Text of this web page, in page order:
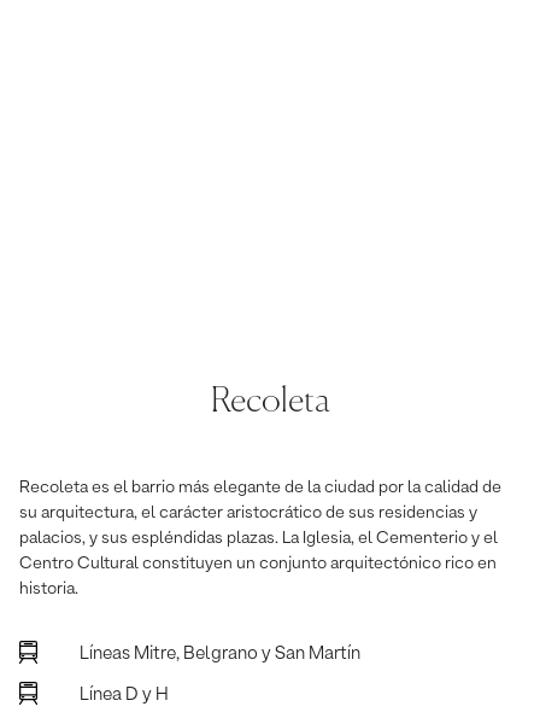
Recoleta
Recoleta es el barrio más elegante de la ciudad por la calidad de
su arquitectura, el carácter aristocrático de sus residencias y
palacios, y sus espléndidas plazas. La Iglesia, el Cementerio y el
Centro Cultural constituyen un conjunto arquitectónico rico en
historia.
Líneas Mitre, Belgrano y San Martín
Línea D y H